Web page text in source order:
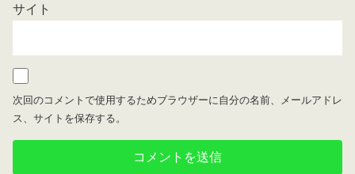
サイト
次回のコメントで使用するためブラウザーに自分の名前、メールアドレ
ス、サイトを保存する。